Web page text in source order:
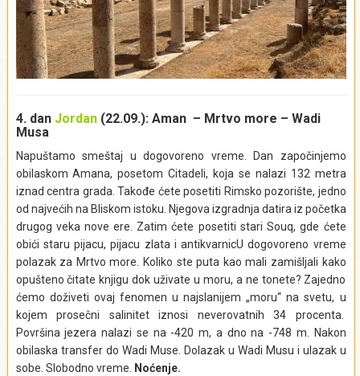
rimskih gradova na svetu, i nosi laskav nadimak “Pompeja
Bliskog istoka”. Tokom obilaska, imaćemo priliku da vidimo
trgove, hramove i trgovačke avenije koje su nekada vrvele od
života – Hadrijanov luk iz 2. veka, korintske stubove
Artemidinog hrama i dugačku kolonadu centralnog Foruma.
pronađeni na ovom lokalitetu. Džeraš je doživeo procvat
tokom grčkog, helenističkog, rimskog i vizantijskog perioda,
koji je trajao sve do sredine 8. veka, kada je zemljotres u
nedalekoj Galileji uništio velike delove grada, a kasniji
zemljotresi doprineli su dodatnom razaranju. Godine 1120,
Zahir ad-Din Toghtekin, atabeg iz Damaska, naredio je
garnizonu od četrdeset ljudi da izgradi utvrđenje na mestu
ruševina drevnog grad ( verovatno na najvišem delu
gradskih zidina). Godinu dana kasnije, tvrđavu je zauzeo
Balduin II, kralj Jerusalima, i potpuno je uništio. Tada su i
krstaši napustili Džeraš. Džeraš je navodno bio nenaseljen
sve dok se ponovo nije pojavio u istorijskim zapisima na
početku vladavine Osmanlija, koji su ovo područje osvojili
početkom 16. Veka. Međutim, arheolozi su pronašli
mamelučki zaselak u severozapadnoj četvrti Džeraša, što
4. dan Jordan (22.09.): Aman – Mrtvo more – Wadi
Musa
Napuštamo smeštaj u dogovoreno vreme.
Dan započinjemo
obilaskom Amana, posetom Citadeli, koja se nalazi 132 metra
iznad centra grada. Takođe ćete posetiti Rimsko pozorište, jedno
od najvećih na Bliskom istoku. Njegova izgradnja datira iz početka
drugog veka nove ere. Zatim ćete posetiti stari Souq, gde ćete
obići staru pijacu, pijacu zlata i antikvarnicU dogovoreno vreme
polazak za Mrtvo more. Koliko ste puta kao mali zamišljali kako
opušteno čitate knjigu dok uživate u moru, a ne tonete? Zajedno
ćemo doživeti ovaj fenomen u najslanijem „moru“ na svetu, u
kojem prosečni salinitet iznosi neverovatnih 34 procenta.
Površina jezera nalazi se na -420 m, a dno na -748 m. Nakon
obilaska transfer do Wadi Muse. Dolazak u Wadi Musu i ulazak u
sobe. Slobodno vreme. Noćenje.